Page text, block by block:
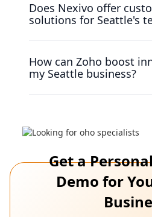
and efficient Zoho
timelines tailored to the
Does Nexivo offer
solutions for Seattle's
Zoho solutions tailored to
challenges and
How can Zoho boost
my Seattle business?
improve R&D efficiency,
within your Seattle
Get a
Demo for